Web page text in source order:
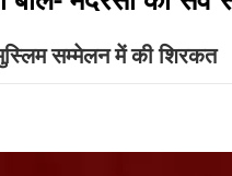
सम्मेलन में की शिरकत